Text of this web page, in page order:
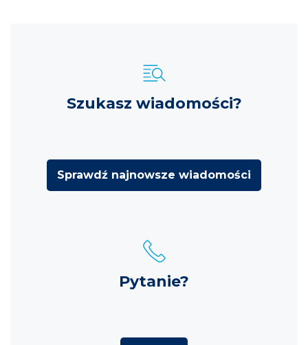
Szukasz wiadomości?
Sprawdź najnowsze wiadomości
Pytanie?